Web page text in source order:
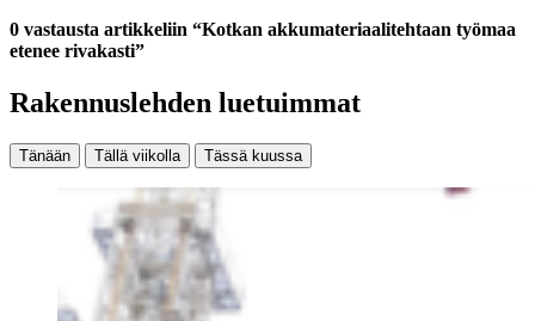
0 vastausta artikkeliin “Kotkan akkumateriaalitehtaan työmaa
etenee rivakasti”
Rakennuslehden luetuimmat
Tänään Tällä viikolla Tässä kuussa